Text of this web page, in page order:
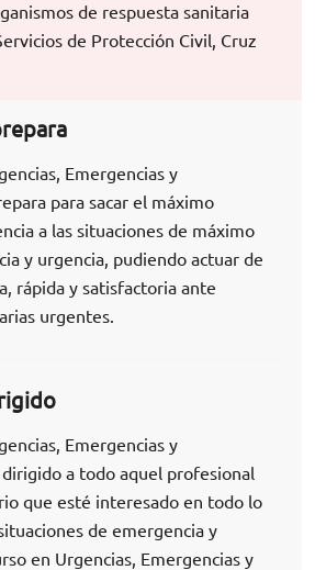
de respuesta sanitaria
de Protección Civil, Cruz
Emergencias y
para sacar el máximo
a las situaciones de máximo
y urgencia, pudiendo actuar de
rápida y satisfactoria ante
urgentes.
Emergencias y
a todo aquel profesional
que esté interesado en todo lo
de emergencia y
en Urgencias, Emergencias y